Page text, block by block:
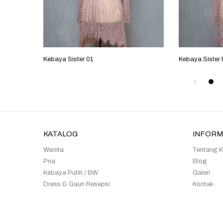
Kebaya Sister 01 Kebaya Sister
KATALOG
Wanita
Pria
Kebaya Putih / BW
Dress & Gaun Resepsi
Tentang
Blog
Galeri
Kontak